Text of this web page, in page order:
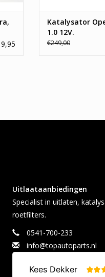
Katalysator
1.0 12V.
€249,00
Uitlaataanbiedingen
Specialist in uitlaten,
roetfilters.
0541-700-233
info@topautoparts.nl